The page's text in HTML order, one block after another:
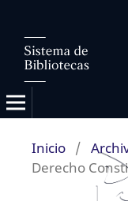
Inicio /
Derecho